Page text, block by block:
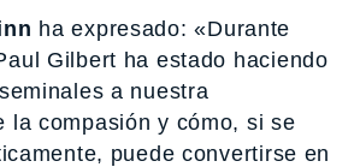
ha expresado: «Durante
Gilbert ha estado haciendo
a nuestra
la compasión y cómo, si se
puede convertirse en